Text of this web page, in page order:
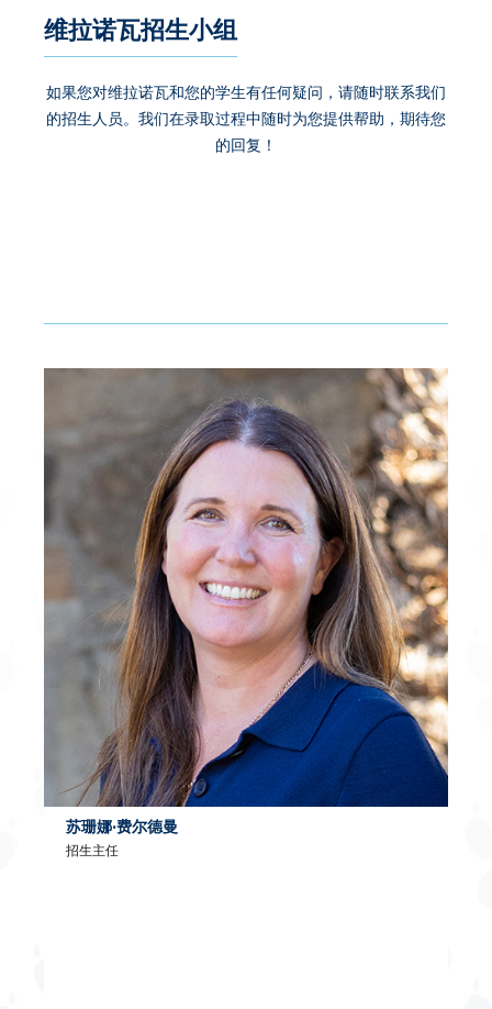
维拉诺瓦招生小组
如果您对维拉诺瓦和您的学生有任何疑问，请随时联系我们
的招生人员。我们在录取过程中随时为您提供帮助，期待您
的回复！
苏珊娜·费尔德曼
招生主任